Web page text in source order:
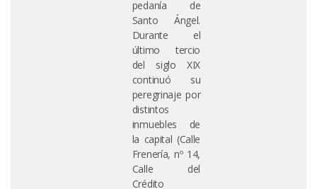
pedanía de
Santo Ángel.
Durante el
último tercio
del siglo XIX
continuó su
peregrinaje por
distintos
inmuebles de
la capital (Calle
Frenería, nº 14,
Calle del
Crédito